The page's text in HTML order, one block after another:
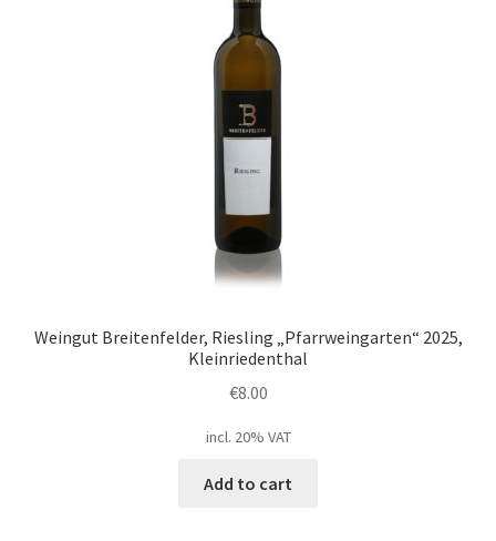
Weingut Breitenfelder, Riesling „Pfarrweingarten“ 2025,
Kleinriedenthal
€8.00
incl. 20% VAT
Add to cart